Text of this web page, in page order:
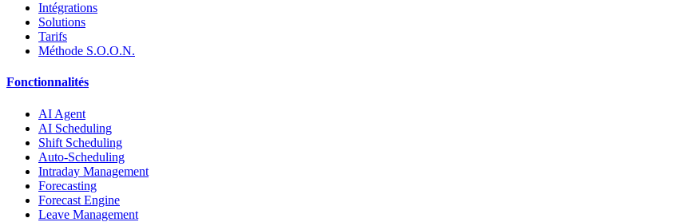
Intégrations
Solutions
Tarifs
Méthode S.O.O.N.
Fonctionnalités
AI Agent
AI Scheduling
Shift Scheduling
Auto-Scheduling
Intraday Management
Forecasting
Forecast Engine
Leave Management